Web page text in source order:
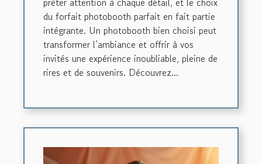
du forfait photobooth parfait en fait partie
intégrante. Un photobooth bien choisi peut
transformer l’ambiance et offrir à vos
invités une expérience inoubliable, pleine de
rires et de souvenirs. Découvrez...